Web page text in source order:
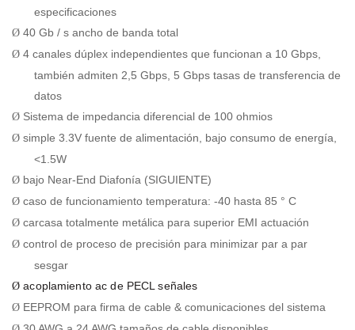
especificaciones
Ø 40 Gb / s ancho de banda total
Ø 4 canales dúplex independientes que funcionan a 10 Gbps,
también admiten 2,5 Gbps, 5 Gbps tasas de transferencia de
datos
Ø Sistema de impedancia diferencial de 100 ohmios
Ø simple 3.3V fuente de alimentación, bajo consumo de energía,
<1.5W
Ø bajo Near-End Diafonía (SIGUIENTE)
Ø caso de funcionamiento temperatura: -40 hasta 85 ° C
Ø carcasa totalmente metálica para superior EMI actuación
Ø control de proceso de precisión para minimizar par a par
sesgar
Øacoplamiento ac de PECL señales
Ø EEPROM para firma de cable & comunicaciones del sistema